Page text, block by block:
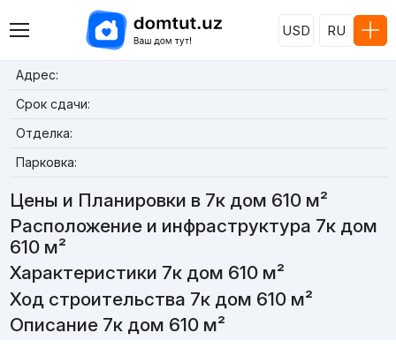
USD RU
Адрес:
Срок сдачи:
Отделка:
Парковка:
Цены и Планировки в 7к дом 610 м²
Расположение и инфраструктура 7к дом
610 м²
Характеристики 7к дом 610 м²
Ход строительства 7к дом 610 м²
Описание 7к дом 610 м²